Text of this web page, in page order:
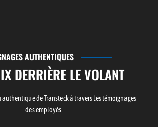
AUTHENTIQUES
DERRIÈRE LE VOLANT
authentique de Transteck à travers les témoignages
des employés.